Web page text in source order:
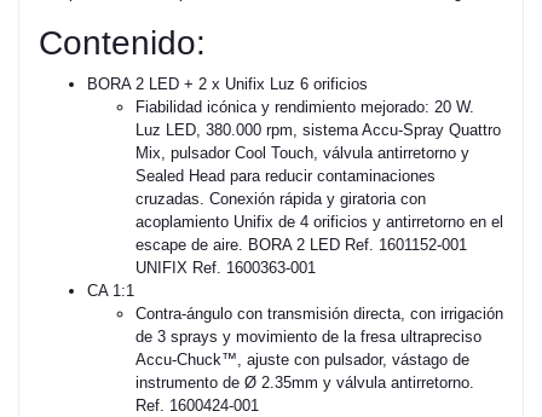
Contenido:
BORA 2 LED + 2 x Unifix Luz 6 orificios
Fiabilidad icónica y rendimiento mejorado: 20 W.
Luz LED, 380.000 rpm, sistema Accu-Spray Quattro
Mix, pulsador Cool Touch, válvula antirretorno y
Sealed Head para reducir contaminaciones
cruzadas. Conexión rápida y giratoria con
acoplamiento Unifix de 4 orificios y antirretorno en el
escape de aire. BORA 2 LED Ref. 1601152-001
UNIFIX Ref. 1600363-001
CA 1:1
Contra-ángulo con transmisión directa, con irrigación
de 3 sprays y movimiento de la fresa ultrapreciso
Accu-Chuck™, ajuste con pulsador, vástago de
instrumento de Ø 2.35mm y válvula antirretorno.
Ref. 1600424-001